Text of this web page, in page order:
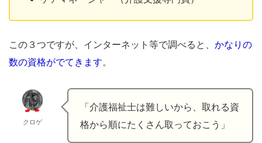
この３つですが、インターネット等で調べると、 かなりの
数の資格がでてきます。
クロゲ
「介護福祉士は難しいから、取れる資
格から順にたくさん取っておこう」